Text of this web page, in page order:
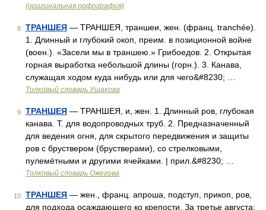
(оригинальная орфография)
8 ТРАНШЕЯ — ТРАНШЕЯ, траншеи, жен. (франц. tranchée).
1. Длинный и глубокий окоп, преим. в позиционной войне
(воен.). «Засели мы в траншею.» Грибоедов. 2. Открытая
горная выработка небольшой длины (горн.). 3. Канава,
служащая ходом куда нибудь или для чего&#8230; …
Толковый словарь Ушакова
9 ТРАНШЕЯ — ТРАНШЕЯ, и, жен. 1. Длинный ров, глубокая
канава. Т. для водопроводных труб. 2. Предназначенный
для ведения огня, для скрытого передвижения и защиты
ров с бруствером (брустверами), со стрелковыми,
пулемётными и другими ячейками. | прил.&#8230; …
Толковый словарь Ожегова
10 ТРАНШЕЯ — жен., франц. апроша, подступ, прикоп, ров,
для подхода осаждающего ко крепости. За третье августа: